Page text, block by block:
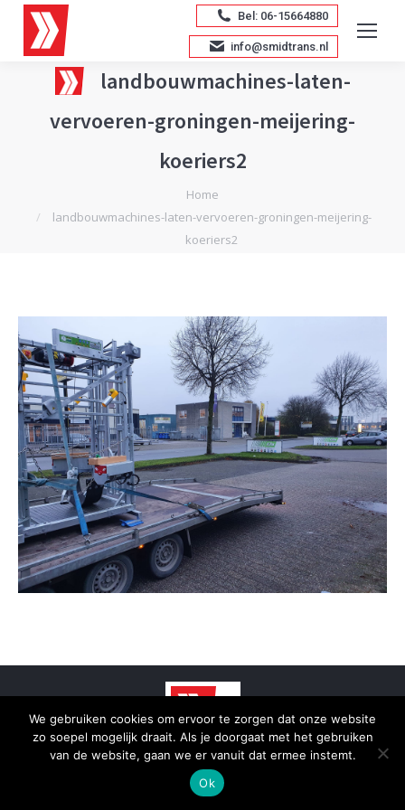
Bel: 06-15664880
info@smidtrans.nl
landbouwmachines-laten-
vervoeren-groningen-meijering-
koeriers2
Home
landbouwmachines-laten-vervoeren-groningen-meijering-
koeriers2
© 2025 - SmidTrans - Koerier Groningen
Bottom menu
We gebruiken cookies om ervoor te zorgen dat onze website
zo soepel mogelijk draait. Als je doorgaat met het gebruiken
van de website, gaan we er vanuit dat ermee instemt.
Ok